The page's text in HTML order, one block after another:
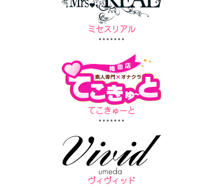
ミセスリアル
てこきゅーと
ヴィヴィッド